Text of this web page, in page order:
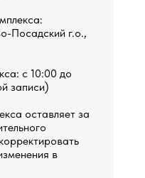
Посадский г.о.,
с 10:00 до
записи)
оставляет за
в